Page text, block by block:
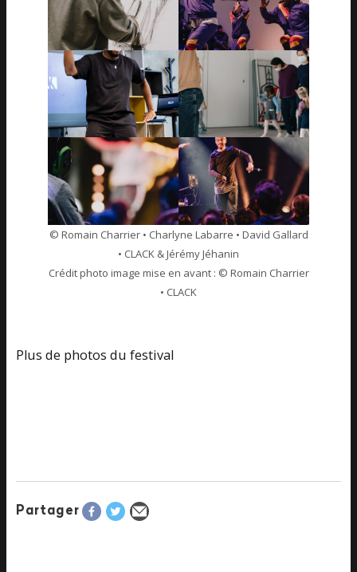
© Romain Charrier • Charlyne Labarre • David Gallard
• CLACK & Jérémy Jéhanin
Crédit photo image mise en avant : © Romain Charrier
• CLACK
Plus de photos du festival
Partager